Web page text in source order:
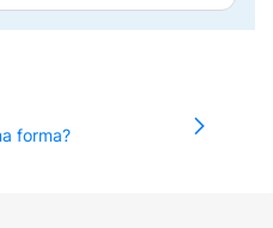
mas mantém o
levar na bolsa,
forma?